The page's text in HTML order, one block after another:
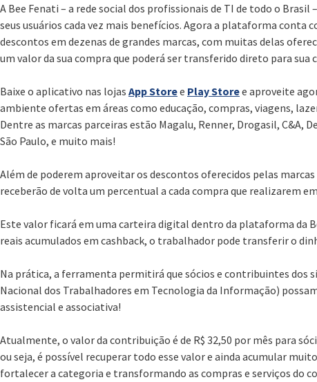
A Bee Fenati – a rede social dos profissionais de TI de todo o Brasil
seus usuários cada vez mais benefícios. Agora a plataforma conta
descontos em dezenas de grandes marcas, com muitas delas
um valor da sua compra que poderá ser transferido direto para sua
Baixe o aplicativo nas lojas App Storee Play Storee aproveite
ambiente ofertas em áreas como educação, compras, viagens,
Dentre as marcas parceiras estão Magalu, Renner, Drogasil, C&A,
São Paulo, e muito mais!
Além de poderem aproveitar os descontos oferecidos pelas
receberão de volta um percentual a cada compra que realizarem
Este valor ficará em uma carteira digital dentro da plataforma da
reais acumulados em cashback, o trabalhador pode transferir o
Na prática, a ferramenta permitirá que sócios e contribuintes dos
Nacional dos Trabalhadores em Tecnologia da Informação)
assistencial e associativa!
Atualmente, o valor da contribuição é de R$ 32,50 por mês para
ou seja, é possível recuperar todo esse valor e ainda acumular
fortalecer a categoria e transformando as compras e serviços do